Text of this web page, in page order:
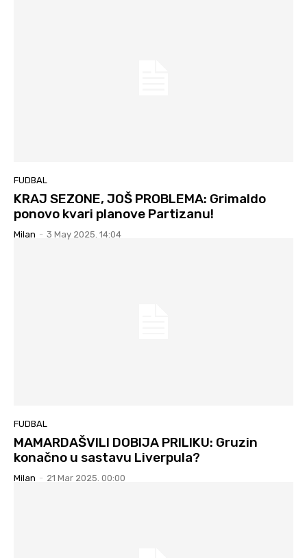
FUDBAL
KRAJ SEZONE, JOŠ PROBLEMA: Grimaldo
ponovo kvari planove Partizanu!
Milan - 3 May 2025. 14:04
FUDBAL
MAMARDAŠVILI DOBIJA PRILIKU: Gruzin
konačno u sastavu Liverpula?
Milan - 21 Mar 2025. 00:00